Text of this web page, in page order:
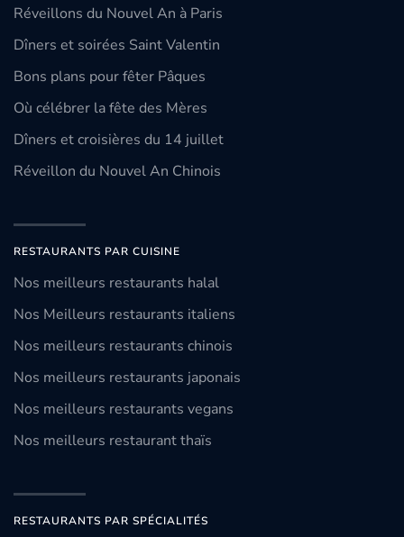
Réveillons du Nouvel An à Paris
Dîners et soirées Saint Valentin
Bons plans pour fêter Pâques
Où célébrer la fête des Mères
Dîners et croisières du 14 juillet
Réveillon du Nouvel An Chinois
RESTAURANTS PAR CUISINE
Nos meilleurs restaurants halal
Nos Meilleurs restaurants italiens
Nos meilleurs restaurants chinois
Nos meilleurs restaurants japonais
Nos meilleurs restaurants vegans
Nos meilleurs restaurant thaïs
RESTAURANTS PAR SPÉCIALITÉS